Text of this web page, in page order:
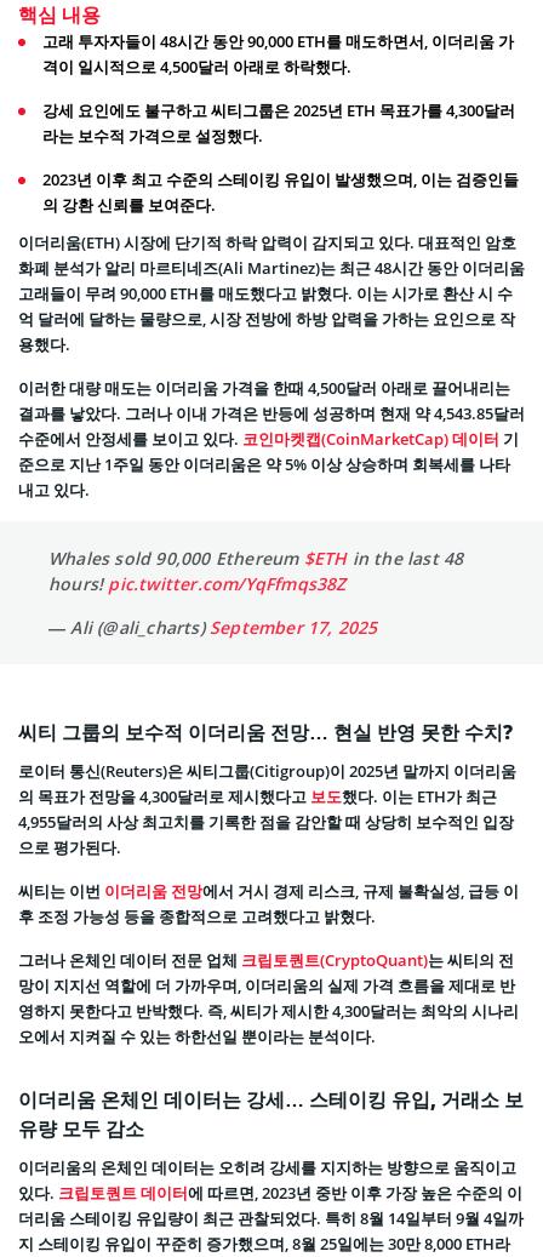
핵심 내용
고래 투자자들이 48시간 동안 90,000 ETH를 매도하면서, 이더리움 가
격이 일시적으로 4,500달러 아래로 하락했다.
강세 요인에도 불구하고 씨티그룹은 2025년 ETH 목표가를 4,300달러
라는 보수적 가격으로 설정했다.
2023년 이후 최고 수준의 스테이킹 유입이 발생했으며, 이는 검증인들
의 강환 신뢰를 보여준다.
이더리움(ETH) 시장에 단기적 하락 압력이 감지되고 있다. 대표적인 암호
화폐 분석가 알리 마르티네즈(Ali Martinez)는 최근 48시간 동안 이더리움
고래들이 무려 90,000 ETH를 매도했다고 밝혔다. 이는 시가로 환산 시 수
억 달러에 달하는 물량으로, 시장 전방에 하방 압력을 가하는 요인으로 작
용했다.
이러한 대량 매도는 이더리움 가격을 한때 4,500달러 아래로 끌어내리는
결과를 낳았다. 그러나 이내 가격은 반등에 성공하며 현재 약 4,543.85달러
수준에서 안정세를 보이고 있다. 코인마켓캡(CoinMarketCap) 데이터 기
준으로 지난 1주일 동안 이더리움은 약 5% 이상 상승하며 회복세를 나타
내고 있다.
Whales sold 90,000 Ethereum $ETHin the last 48
hours!pic.twitter.com/YqFfmqs38Z
— Ali (@ali_charts)September 17, 2025
씨티 그룹의 보수적 이더리움 전망… 현실 반영 못한 수치?
로이터 통신(Reuters)은 씨티그룹(Citigroup)이 2025년 말까지 이더리움
의 목표가 전망을 4,300달러로 제시했다고 보도했다. 이는 ETH가 최근
4,955달러의 사상 최고치를 기록한 점을 감안할 때 상당히 보수적인 입장
으로 평가된다.
씨티는 이번 이더리움 전망에서 거시 경제 리스크, 규제 불확실성, 급등 이
후 조정 가능성 등을 종합적으로 고려했다고 밝혔다.
그러나 온체인 데이터 전문 업체 크립토퀀트(CryptoQuant)는 씨티의 전
망이 지지선 역할에 더 가까우며, 이더리움의 실제 가격 흐름을 제대로 반
영하지 못한다고 반박했다. 즉, 씨티가 제시한 4,300달러는 최악의 시나리
오에서 지켜질 수 있는 하한선일 뿐이라는 분석이다.
이더리움 온체인 데이터는 강세… 스테이킹 유입, 거래소 보
유량 모두 감소
이더리움의 온체인 데이터는 오히려 강세를 지지하는 방향으로 움직이고
있다. 크립토퀀트 데이터에 따르면, 2023년 중반 이후 가장 높은 수준의 이
더리움 스테이킹 유입량이 최근 관찰되었다. 특히 8월 14일부터 9월 4일까
지 스테이킹 유입이 꾸준히 증가했으며, 8월 25일에는 30만 8,000 ETH라